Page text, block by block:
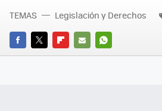
FACEBOOK
TWITTERFLIPBOARD
E-
WHATSAPP
TEMAS Legislación y Derechos